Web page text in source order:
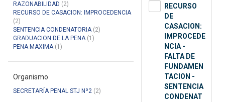
RAZONABILIDAD (2)
RECURSO DE CASACION: IMPROCEDENCIA
(2)
SENTENCIA CONDENATORIA(2)
GRADUACION DE LA PENA(1)
PENA MAXIMA(1)
Organismo
SECRETARÍA PENAL STJ Nº2 (2)
RECURSO
DE
CASACION:
IMPROCEDE
NCIA -
FALTA DE
FUNDAMEN
TACION -
SENTENCIA
CONDENAT